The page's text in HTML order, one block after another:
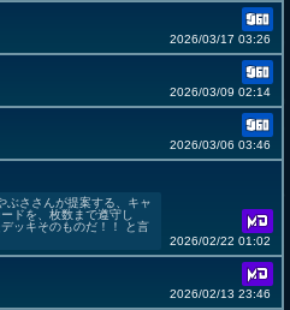
2026/03/17 03:26
2026/03/09 02:14
2026/03/06 03:46
ぶささんが提案する、キャ
ドを、枚数まで遵守し
ッキそのものだ！！ と言
2026/02/22 01:02
2026/02/13 23:46